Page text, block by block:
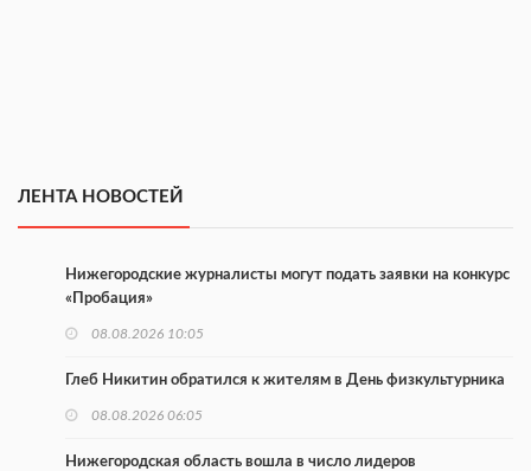
ЛЕНТА НОВОСТЕЙ
Нижегородские журналисты могут подать заявки на конкурс
«Пробация»
08.08.2026 10:05
Глеб Никитин обратился к жителям в День физкультурника
08.08.2026 06:05
Нижегородская область вошла в число лидеров